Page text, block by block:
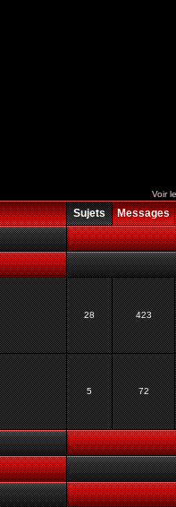
Voir
Sujets Messages
28 423
5 72